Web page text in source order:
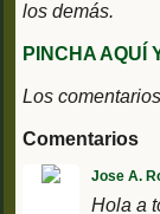
los demás.
PINCHA AQUÍ
Los
Comentarios
Jose A.
Hola a